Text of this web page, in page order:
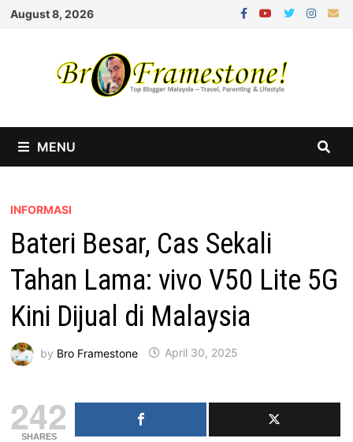
Skip
August 8, 2026
MENU
INFORMASI
Bateri Besar, Cas Sekali
Tahan Lama: vivo V50 Lite 5G
Kini Dijual di Malaysia
by Bro Framestone April 30, 2025
242
SHARES